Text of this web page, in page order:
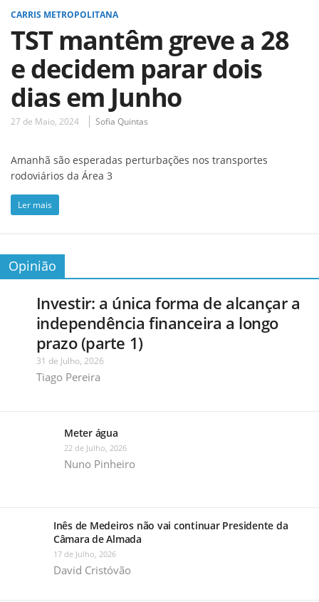
CARRIS METROPOLITANA
TST mantêm greve a 28
e decidem parar dois
dias em Junho
27 de Maio, 2024 Sofia Quintas
Amanhã são esperadas perturbações nos transportes
rodoviários da Área 3
Ler mais
Opinião
Investir: a única forma de alcançar a
independência financeira a longo
prazo (parte 1)
31 de Julho, 2026
Tiago Pereira
Meter água
22 de Julho, 2026
Nuno Pinheiro
Inês de Medeiros não vai continuar Presidente da
Câmara de Almada
17 de Julho, 2026
David Cristóvão